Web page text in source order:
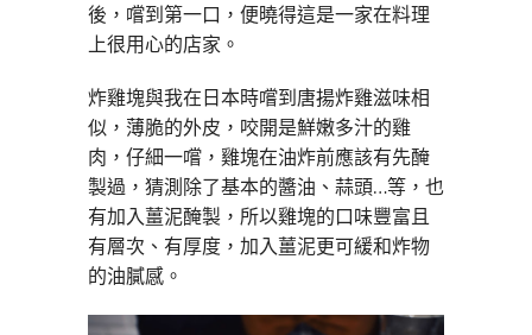
後，嚐到第一口，便曉得這是一家在料理
上很用心的店家。
炸雞塊與我在日本時嚐到唐揚炸雞滋味相
似，薄脆的外皮，咬開是鮮嫩多汁的雞
肉，仔細一嚐，雞塊在油炸前應該有先醃
製過，猜測除了基本的醬油、蒜頭…等，也
有加入薑泥醃製，所以雞塊的口味豐富且
有層次、有厚度，加入薑泥更可緩和炸物
的油膩感。